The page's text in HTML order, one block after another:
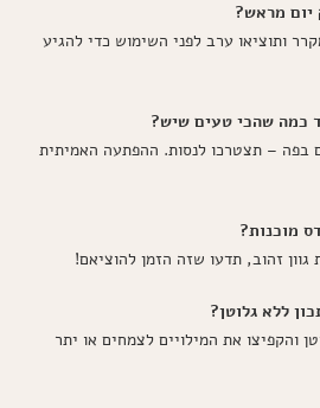
יום מראש?
ותוציאו ערב לפני השימוש כדי להגיע
כמה שהכי טעים שיש?
בפה – תצטרכו לנסות. ההפתעה האמיתית
מוכנות?
זהוב, תדעו שזה הזמן להוציאם!
ללא גלוטן?
והקפיצו את המילויים לצמחים או יתר